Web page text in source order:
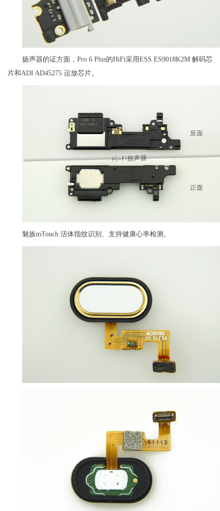
扬声器的证方面，Pro 6 Plus的HiFi采用ESS ES9018K2M 解码芯
片和ADI AD45275 运放芯片。
魅族mTouch 活体指纹识别、支持健康心率检测。